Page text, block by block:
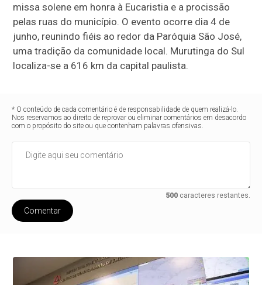
missa solene em honra à Eucaristia e a procissão
pelas ruas do município. O evento ocorre dia 4 de
junho, reunindo fiéis ao redor da Paróquia São José,
uma tradição da comunidade local. Murutinga do Sul
localiza-se a 616 km da capital paulista.
* O conteúdo de cada comentário é de responsabilidade de quem realizá-lo.
Nos reservamos ao direito de reprovar ou eliminar comentários em desacordo
com o propósito do site ou que contenham palavras ofensivas.
500caracteres restantes.
Comentar